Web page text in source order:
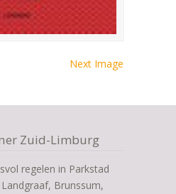
Next Image
Zuid-Limburg
regelen in Parkstad
Brunssum,